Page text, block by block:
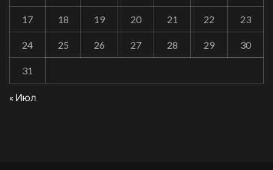
17 18 19 20 21 22 23
24 25 26 27 28 29 30
31
« Июл